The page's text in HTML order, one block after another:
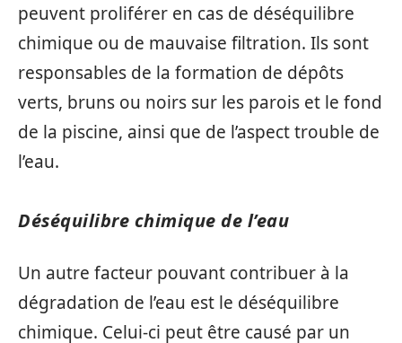
peuvent proliférer en cas de déséquilibre
chimique ou de mauvaise filtration. Ils sont
responsables de la formation de dépôts
verts, bruns ou noirs sur les parois et le fond
de la piscine, ainsi que de l’aspect trouble de
l’eau.
Déséquilibre chimique de l’eau
Un autre facteur pouvant contribuer à la
dégradation de l’eau est le déséquilibre
chimique. Celui-ci peut être causé par un